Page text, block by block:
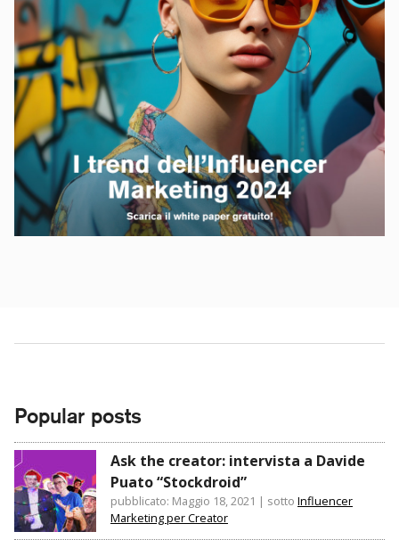
Popular posts
Ask the creator: intervista a Davide
Puato “Stockdroid”
pubblicato: Maggio 18, 2021 | sotto Influencer
Marketing per Creator